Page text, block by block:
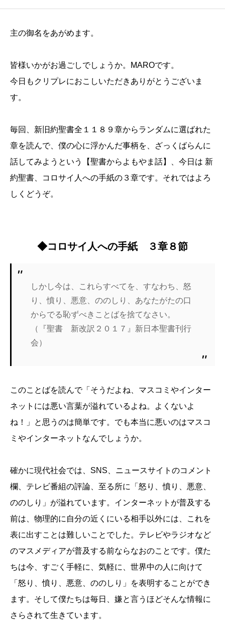
主の御名をあがめます。
皆様いかがお過ごしでしょうか。MAROです。
今日もクリプレにおこしいただきありがとうございま
す。
毎回、新旧約聖書全１１８９章からランダムに選ばれた
章を読んで、僕の心に浮かんだ事柄を、ざっくばらんに
話してみようという【聖書からよもやま話】、今日は 新
約聖書、コロサイ人への手紙の３章です。それではよろ
しくどうぞ。
◆コロサイ人への手紙 ３章８節
しかし今は、これらすべてを、すなわち、怒
り、憤り、悪意、ののしり、あなたがたの口
からでる恥ずべきことばを捨てなさい。
（『聖書 新改訳２０１７』新日本聖書刊行
会）
このことばを読んで「そうだよね、マスコミやインター
ネットには悪い言葉が溢れているよね。よくないよ
ね！」と思うのは簡単です。でも本当に悪いのはマスコ
ミやインターネットなんでしょうか。
確かに現代社会では、SNS、ニュースサイトのコメント
欄、テレビ番組の評論、至る所に「怒り、憤り、悪意、
ののしり」が溢れています。インターネットが普及する
前は、物理的に自分の近くにいる相手以外には、これを
表に出すことは難しいことでした。テレビやラジオなど
のマスメディアが普及する前ならなおのことです。僕た
ちは今、すごく手軽に、気軽に、世界中の人に向けて
「怒り、憤り、悪意、ののしり」を表明することができ
ます。そして僕たちは毎日、嫌と言うほどそんな情報に
さらされて生きています。